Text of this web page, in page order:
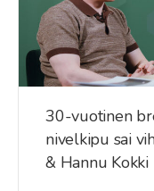
30-vuotinen
nivelkipu sai
& Hannu Kokki